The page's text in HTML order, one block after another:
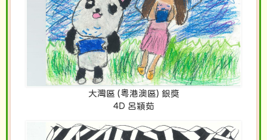
大灣區 (粵港澳區) 銀獎
4D 呂穎茹